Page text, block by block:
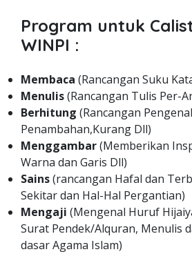
Program untuk
WINPI :
Membaca (Rancangan Suku
Menulis(Rancangan Tulis Per-
Berhitung (Rancangan
Penambahan,Kurang Dll)
Menggambar(Memberikan
Warna dan Garis Dll)
Sains(rancangan Hafal dan
Sekitar dan Hal-Hal Pergantian)
Mengaji (Mengenal Huruf
Surat Pendek/Alquran, Menulis
dasar Agama Islam)